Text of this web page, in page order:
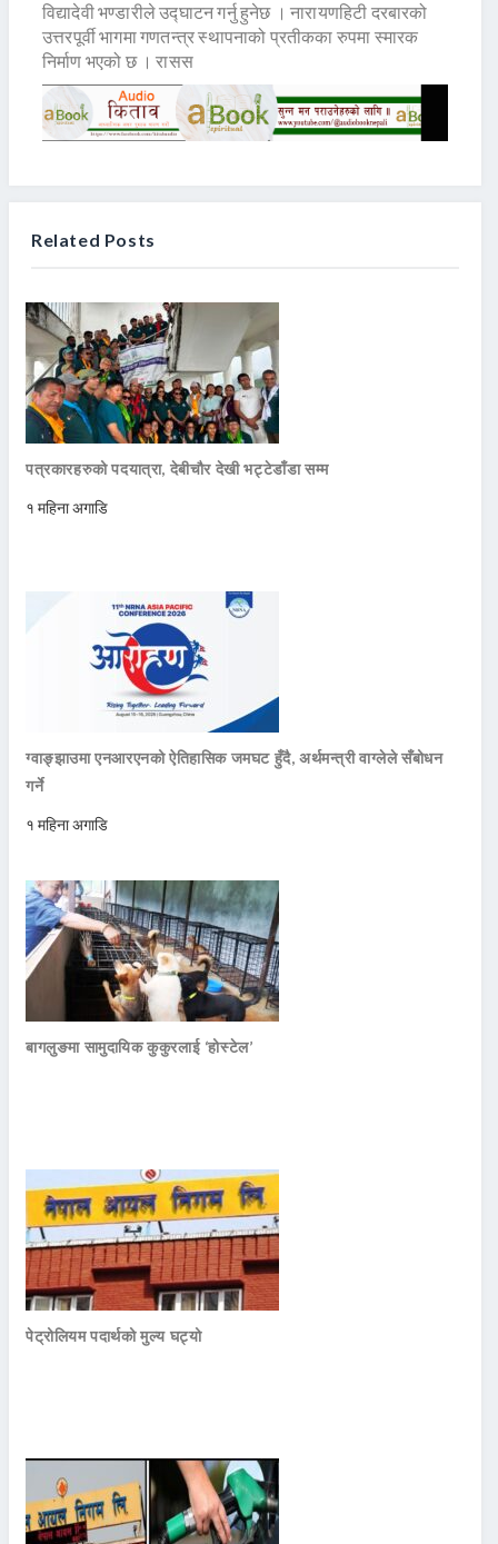
विद्यादेवी भण्डारीले उद्घाटन गर्नु हुनेछ । नारायणहिटी दरबारको
उत्तरपूर्वी भागमा गणतन्त्र स्थापनाको प्रतीकका रुपमा स्मारक
निर्माण भएको छ । रासस
Related Posts
पत्रकारहरुको पदयात्रा, देबीचौर देखी भट्टेडाँडा सम्म
१ महिना अगाडि
ग्वाङ्झाउमा एनआरएनको ऐतिहासिक जमघट हुँदै, अर्थमन्त्री वाग्लेले सँबोधन
गर्ने
१ महिना अगाडि
बागलुङमा सामुदायिक कुकुरलाई ‘होस्टेल’
पेट्रोलियम पदार्थको मुल्य घट्यो